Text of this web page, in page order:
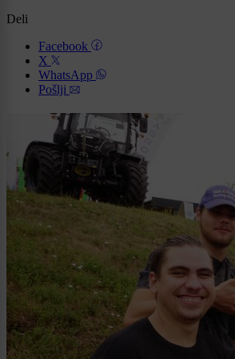
Deli
Facebook
X
WhatsApp
Pošlji